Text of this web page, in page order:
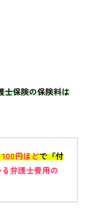
士保険の保険料は
円ほどで『付
弁護士費用の